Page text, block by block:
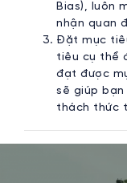
Bias), luôn
nhận quan
Đặt mục
tiêu cụ thể
đạt được
sẽ giúp bạn
thách thức